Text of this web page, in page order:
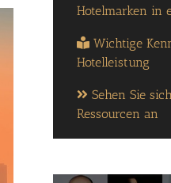
Hotelmarken in
Wichtige
Hotelleistung
Sehen Sie
Ressourcen an